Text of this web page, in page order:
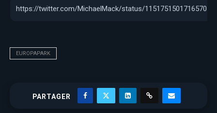
https://twitter.com/MichaelMack/status/
EUROPAPARK
PARTAGER